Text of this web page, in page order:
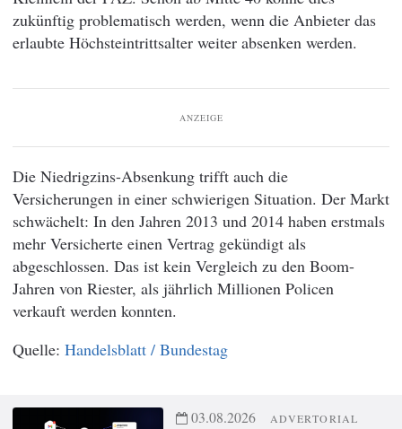
zukünftig problematisch werden, wenn die Anbieter das
erlaubte Höchsteintrittsalter weiter absenken werden.
ANZEIGE
Die Niedrigzins-Absenkung trifft auch die
Versicherungen in einer schwierigen Situation. Der Markt
schwächelt: In den Jahren 2013 und 2014 haben erstmals
mehr Versicherte einen Vertrag gekündigt als
abgeschlossen. Das ist kein Vergleich zu den Boom-
Jahren von Riester, als jährlich Millionen Policen
verkauft werden konnten.
Handelsblatt / Bundestag
03.08.2026 ADVERTORIAL